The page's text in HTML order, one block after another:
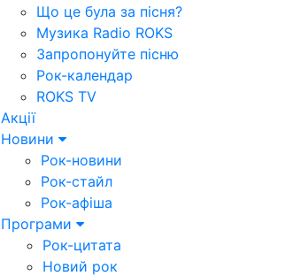
Що це була за пісня?
Музика Radio ROKS
Запропонуйте пісню
Рок-календар
ROKS TV
Акції
Новини
Рок-новини
Рок-стайл
Рок-афіша
Програми
Рок-цитата
Новий рок